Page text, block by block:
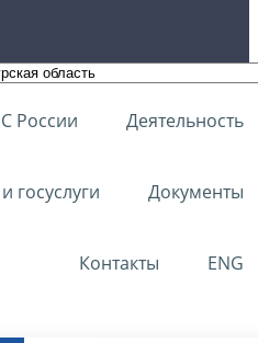
России Деятельность
госуслуги Документы
Контакты ENG